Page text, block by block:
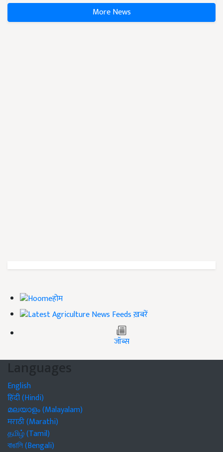
More News
होम
ख़बरें
जॉब्स
Languages
English
हिंदी (Hindi)
മലയാളം (Malayalam)
मराठी (Marathi)
தமிழ் (Tamil)
বাঙালি (Bengali)